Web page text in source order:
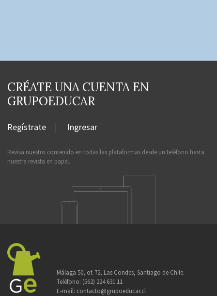
CRÉATE UNA CUENTA EN
GRUPOEDUCAR
Regístrate Ingresar
Revisa nuestro contenido en todas las plataformas desde un teléfono hasta
nuestra revista en papel.
Málaga 50, of. 72, Las Condes, Santiago de Chile.
Teléfono: (562) 224 631 11
E-mail: contacto@grupoeducar.cl